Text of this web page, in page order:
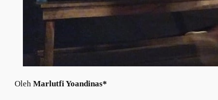
Oleh Marlutfi Yoandinas*